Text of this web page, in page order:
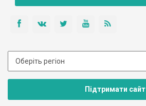
Підтримати сайт